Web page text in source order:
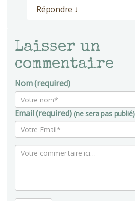
Répondre ↓
Laisser un
commentaire
Nom (required)
Email (required) (ne sera pas publié)